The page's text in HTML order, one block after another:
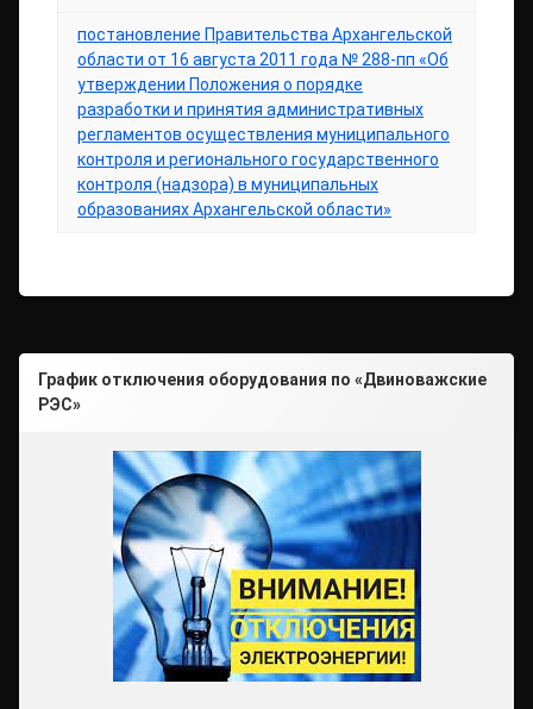
постановление Правительства Архангельской
области от 16 августа 2011 года № 288-пп «Об
утверждении Положения о порядке
разработки и принятия административных
регламентов осуществления муниципального
контроля и регионального государственного
контроля (надзора) в муниципальных
образованиях Архангельской области»
График отключения оборудования по «Двиноважские
РЭС»